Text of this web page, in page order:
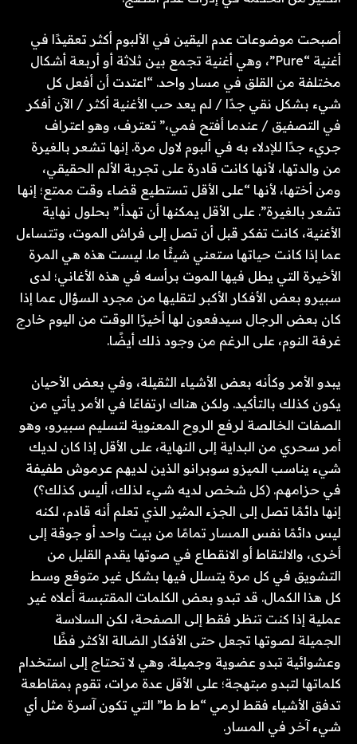
أصبحت موضوعات عدم اليقين في الألبوم أكثر تعقيدًا في
أغنية “Pure”، وهي أغنية تجمع بين ثلاثة أو أربعة أشكال
مختلفة من القلق في مسار واحد. “اعتدت أن أفعل كل
شيء بشكل نقي جدًا / لم يعد حب الأغنية أكثر / الآن أفكر
في التصفيق / عندما أفتح فمي،” تعترف، وهو اعتراف
جريء جدًا للإدلاء به في ألبوم لاول مرة. إنها تشعر بالغيرة
من والدتها، لأنها كانت قادرة على تجربة الألم الحقيقي،
ومن أختها، لأنها “على الأقل تستطيع قضاء وقت ممتع؛ إنها
تشعر بالغيرة”. على الأقل يمكنها أن تهدأ.” بحلول نهاية
الأغنية، كانت تفكر قبل أن تصل إلى فراش الموت، وتتساءل
عما إذا كانت حياتها ستعني شيئًا ما. ليست هذه هي المرة
الأخيرة التي يطل فيها الموت برأسه في هذه الأغاني؛ لدى
سبيرو بعض الأفكار الأكبر لتقليها من مجرد السؤال عما إذا
كان بعض الرجال سيدفعون لها أخيرًا الوقت من اليوم خارج
غرفة النوم، على الرغم من وجود ذلك أيضًا.
يبدو الأمر وكأنه بعض الأشياء الثقيلة، وفي بعض الأحيان
يكون كذلك بالتأكيد. ولكن هناك ارتفاعًا في الأمر يأتي من
الصفات الخالصة لرفع الروح المعنوية لتسليم سبيرو، وهو
أمر سحري من البداية إلى النهاية، على الأقل إذا كان لديك
شيء يناسب الميزو سوبرانو الذين لديهم عرموش طفيفة
في حزامهم. (كل شخص لديه شيء لذلك، أليس كذلك؟)
إنها دائمًا تصل إلى الجزء المثير الذي تعلم أنه قادم، لكنه
ليس دائمًا نفس المسار تمامًا من بيت واحد أو جوقة إلى
أخرى، والالتقاط أو الانقطاع في صوتها يقدم القليل من
التشويق في كل مرة يتسلل فيها بشكل غير متوقع وسط
كل هذا الكمال. قد تبدو بعض الكلمات المقتبسة أعلاه غير
عملية إذا كنت تنظر فقط إلى الصفحة، لكن السلاسة
الجميلة لصوتها تجعل حتى الأفكار الضالة الأكثر فظًا
وعشوائية تبدو عضوية وجميلة. وهي لا تحتاج إلى استخدام
كلماتها لتبدو مبتهجة؛ على الأقل عدة مرات، تقوم بمقاطعة
تدفق الأشياء فقط لرمي “ط ط ط” التي تكون آسرة مثل أي
شيء آخر في المسار.